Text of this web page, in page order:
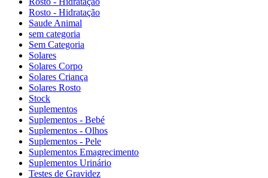
Rosto - Hidratação
Saude Animal
sem categoria
Sem Categoria
Solares
Solares Corpo
Solares Criança
Solares Rosto
Stock
Suplementos
Suplementos - Bebé
Suplementos - Olhos
Suplementos - Pele
Suplementos Emagrecimento
Suplementos Urinário
Testes de Gravidez